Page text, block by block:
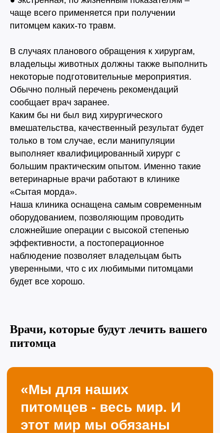
чаще всего применяется при получении
питомцем каких-то травм.
В случаях планового обращения к хирургам,
владельцы животных должны также выполнить
некоторые подготовительные мероприятия.
Обычно полный перечень рекомендаций
сообщает врач заранее.
Каким бы ни был вид хирургического
вмешательства, качественный результат будет
только в том случае, если манипуляции
выполняет квалифицированный хирург с
большим практическим опытом. Именно такие
ветеринарные врачи работают в клинике
«Сытая морда».
Наша клиника оснащена самым современным
оборудованием, позволяющим проводить
сложнейшие операции с высокой степенью
эффективности, а постоперационное
наблюдение позволяет владельцам быть
уверенными, что с их любимыми питомцами
будет все хорошо.
Врачи, которые будут лечить вашего
питомца
4.9 4.8
Записаться на приём
Ваше Имя
Ваш телефон
Отправить
Если ваш любимец заболел, не теряйте время.
Запишитесь на прием без очередей или позвоните!
Нажимая кнопку «Отправить», вы соглашаетесь
Политикой конфиденциальности